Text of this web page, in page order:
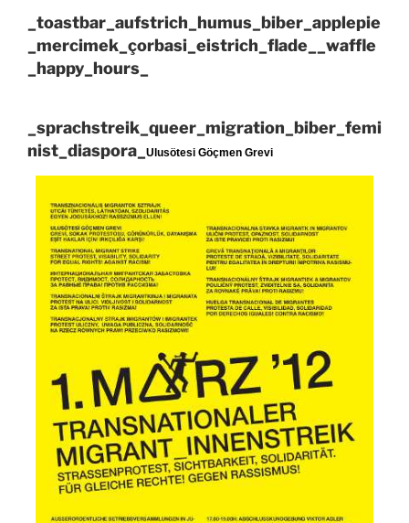
_toastbar_aufstrich_humus_biber_applepie
_mercimek_çorbasi_eistrich_flade__waffle
_happy_hours_
_sprachstreik_queer_migration_biber_femi
nist_diaspora_
Ulusötesi Göçmen Grevi